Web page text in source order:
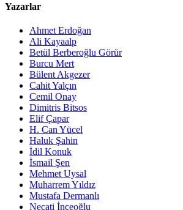
Yazarlar
Ahmet Erdoğan
Ali Kayaalp
Betül Berberoğlu Görür
Burcu Mert
Bülent Akgezer
Cahit Yalçın
Cemil Onay
Dimitris Bitsos
Elif Çapar
H. Can Yücel
Haluk Şahin
İdil Konuk
İsmail Şen
Mehmet Uysal
Muharrem Yıldız
Mustafa Dermanlı
Necati İnceoğlu